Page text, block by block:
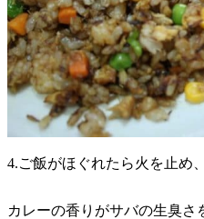
4.ご飯がほぐれたら火を止め
カレーの香りがサバの生臭さ